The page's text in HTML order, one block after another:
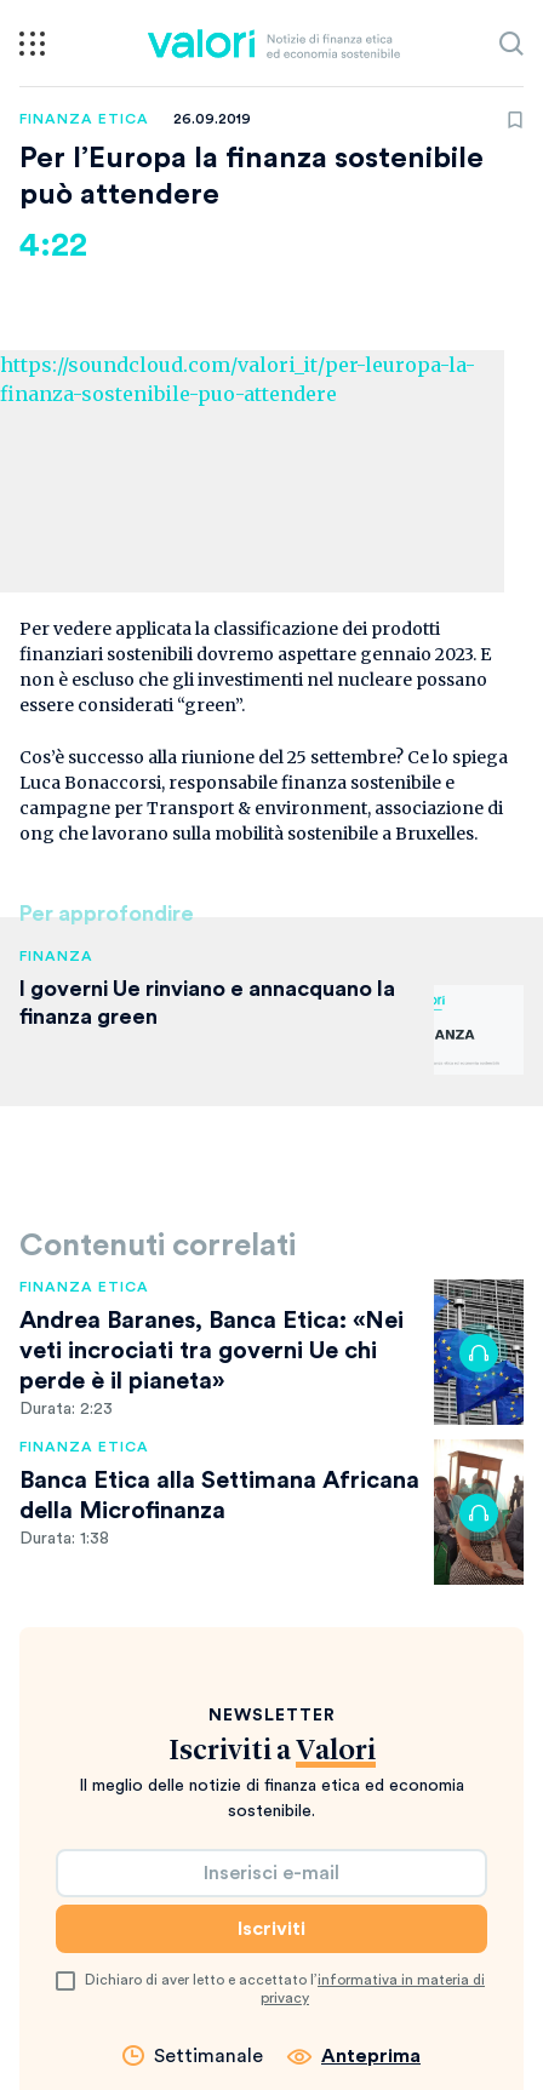
FINANZA ETICA 26.09.2019
Per l’Europa la finanza sostenibile
può attendere
4:22
https://soundcloud.com/valori_it/per-leuropa-la-
finanza-sostenibile-puo-attendere
Per vedere applicata la classificazione dei prodotti
finanziari sostenibili dovremo aspettare gennaio 2023. E
non è escluso che gli investimenti nel nucleare possano
essere considerati “green”.
Cos’è successo alla riunione del 25 settembre? Ce lo spiega
Luca Bonaccorsi, responsabile finanza sostenibile e
campagne per Transport & environment, associazione di
ong che lavorano sulla mobilità sostenibile a Bruxelles.
Per approfondire
FINANZA
I governi Ue rinviano e annacquano la
finanza green
Contenuti correlati
FINANZA ETICA
Andrea Baranes, Banca Etica: «Nei
veti incrociati tra governi Ue chi
perde è il pianeta»
Durata: 2:23
FINANZA ETICA
Banca Etica alla Settimana Africana
della Microfinanza
Durata: 1:38
NEWSLETTER
Iscriviti a Valori
Il meglio delle notizie di finanza etica ed economia
sostenibile.
Dichiaro di aver letto e accettato l’informativa in materia di
privacy
Settimanale Anteprima